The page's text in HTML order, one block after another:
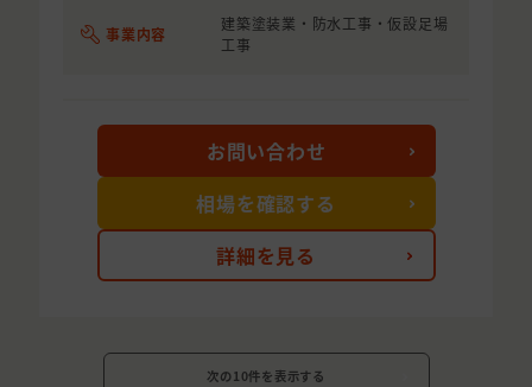
事業内容
建築塗装業・防水工事・仮設足場
工事
詳細を見る
お問い合わせ
相場を確認する
次の10件を表示する